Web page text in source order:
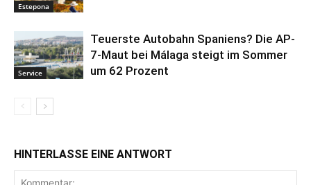
Estepona
Service
Teuerste Autobahn Spaniens? Die AP-
7-Maut bei Málaga steigt im Sommer
um 62 Prozent
HINTERLASSE EINE ANTWORT